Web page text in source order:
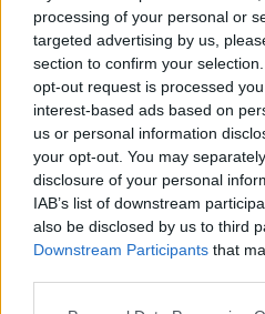
processing of your personal or
targeted advertising by us,
section to confirm your
opt-out request is processed
interest-based ads based on
us or personal information
your opt-out. You may
disclosure of your personal
IAB’s list of downstream
also be disclosed by us to third
Downstream Participants that